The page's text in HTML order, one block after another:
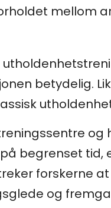
mellom
betydelig.
begrenset
forskerne
og